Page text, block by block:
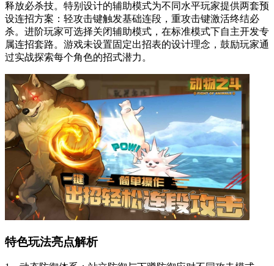
释放必杀技。特别设计的辅助模式为不同水平玩家提供两套预
设连招方案：轻攻击键触发基础连段，重攻击键激活终结必
杀。进阶玩家可选择关闭辅助模式，在标准模式下自主开发专
属连招套路。游戏未设置固定出招表的设计理念，鼓励玩家通
过实战探索每个角色的招式潜力。
特色玩法亮点解析